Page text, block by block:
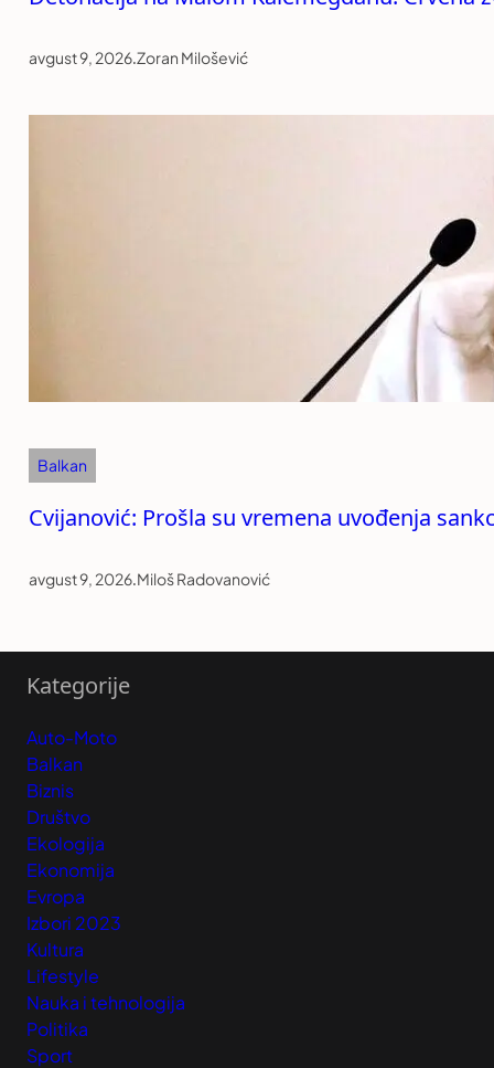
avgust 9, 2026.Zoran Milošević
Balkan
Cvijanović: Prošla su vremena uvođenja
avgust 9, 2026.Miloš Radovanović
Kategorije
Auto-Moto
Balkan
Biznis
Društvo
Ekologija
Ekonomija
Evropa
Izbori 2023
Kultura
Lifestyle
Nauka i tehnologija
Politika
Sport